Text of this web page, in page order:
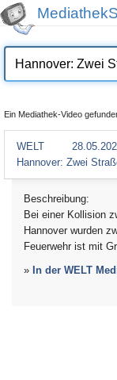
Ein Mediathek-Video
WELT
Hannover: Zwei
Beschreibung:
Bei einer Kollision
Hannover wurden
Feuerwehr ist mit
» In der WELT